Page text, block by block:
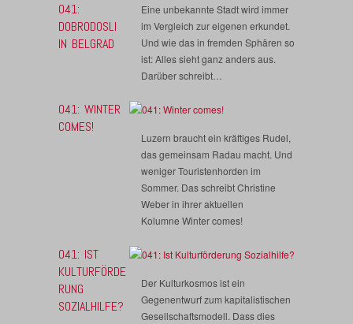
041:
DOBRODOSLI
IN BELGRAD
Eine unbekannte Stadt wird immer
im Vergleich zur eigenen erkundet.
Und wie das in fremden Sphären so
ist: Alles sieht ganz anders aus.
Darüber schreibt…
041: WINTER
COMES!
Luzern braucht ein kräftiges Rudel,
das gemeinsam Radau macht. Und
weniger Touristenhorden im
Sommer. Das schreibt Christine
Weber in ihrer aktuellen
Kolumne Winter comes!
041: IST
KULTURFÖRDE
RUNG
SOZIALHILFE?
Der Kulturkosmos ist ein
Gegenentwurf zum kapitalistischen
Gesellschaftsmodell. Dass dies